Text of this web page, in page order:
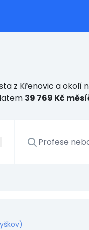
z Křenovic a
39 769 Kč